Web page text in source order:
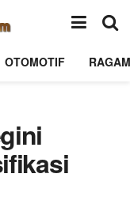
OTOMOTIF RAGAM